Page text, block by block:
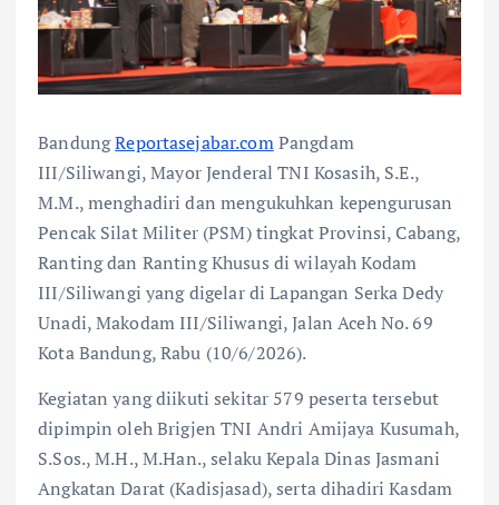
BandungReportasejabar.comPangdam
III/Siliwangi, Mayor Jenderal TNI Kosasih, S.E.,
M.M., menghadiri dan mengukuhkan kepengurusan
Pencak Silat Militer (PSM) tingkat Provinsi, Cabang,
Ranting dan Ranting Khusus di wilayah Kodam
III/Siliwangi yang digelar di Lapangan Serka Dedy
Unadi, Makodam III/Siliwangi, Jalan Aceh No. 69
Kota Bandung, Rabu (10/6/2026).
Kegiatan yang diikuti sekitar 579 peserta tersebut
dipimpin oleh Brigjen TNI Andri Amijaya Kusumah,
S.Sos., M.H., M.Han., selaku Kepala Dinas Jasmani
Angkatan Darat (Kadisjasad), serta dihadiri Kasdam